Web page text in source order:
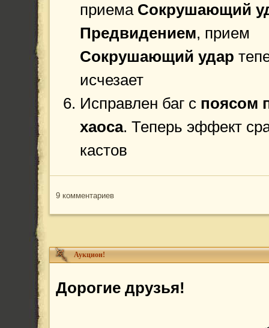
приема Сокрушающий
Предвидением, прием
Сокрушающий удар
исчезает
Исправлен баг с поясом
хаоса. Теперь эффект
кастов
9 комментариев
Аукцион!
Дорогие друзья!